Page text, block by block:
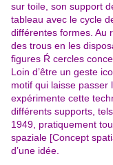
sur toile, son support
tableau avec le cycle
différentes formes. Au
des trous en les
figures Ŕ cercles
Loin d’être un geste
motif qui laisse passer
expérimente cette
différents supports,
1949, pratiquement
spaziale [Concept
d’une idée.